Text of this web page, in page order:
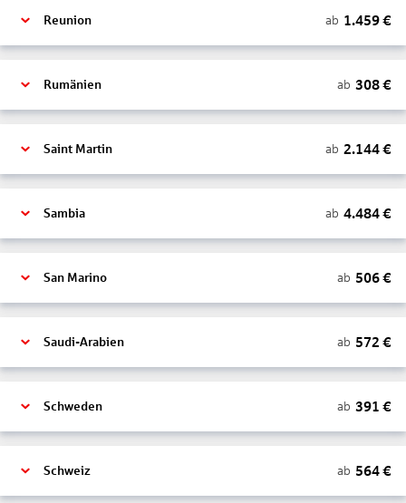
Reunion ab 1.459€
Rumänien ab 308€
Saint Martin ab 2.144€
Sambia ab 4.484€
San Marino ab 506€
Saudi-Arabien ab 572 €
Schweden ab 391 €
Schweiz ab 564€